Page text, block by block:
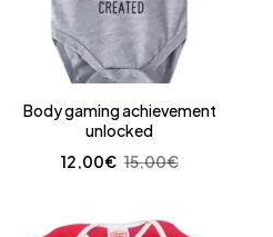
Body gaming achievement
unlocked
15,00€
12,00€